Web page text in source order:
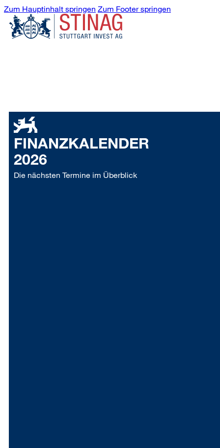
Zum Hauptinhalt springen Zum Footer springen
FINANZKALENDER
2026
Die nächsten Termine im Überblick